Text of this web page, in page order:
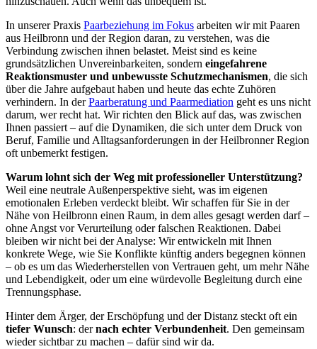
In unserer Praxis Paarbeziehung im Fokus arbeiten wir mit Paaren
aus Heilbronn und der Region daran, zu verstehen, was die
Verbindung zwischen ihnen belastet. Meist sind es keine
grundsätzlichen Unvereinbarkeiten, sondern eingefahrene
Reaktionsmuster und unbewusste Schutzmechanismen, die sich
über die Jahre aufgebaut haben und heute das echte Zuhören
verhindern. In derPaarberatung und Paarmediation geht es uns nicht
darum, wer recht hat. Wir richten den Blick auf das, was zwischen
Ihnen passiert – auf die Dynamiken, die sich unter dem Druck von
Beruf, Familie und Alltagsanforderungen in der Heilbronner Region
oft unbemerkt festigen.
Warum lohnt sich der Weg mit professioneller Unterstützung?
Weil eine neutrale Außenperspektive sieht, was im eigenen
emotionalen Erleben verdeckt bleibt. Wir schaffen für Sie in der
Nähe von Heilbronn einen Raum, in dem alles gesagt werden darf –
ohne Angst vor Verurteilung oder falschen Reaktionen. Dabei
bleiben wir nicht bei der Analyse: Wir entwickeln mit Ihnen
konkrete Wege, wie Sie Konflikte künftig anders begegnen können
– ob es um das Wiederherstellen von Vertrauen geht, um mehr Nähe
und Lebendigkeit, oder um eine würdevolle Begleitung durch eine
Trennungsphase.
Hinter dem Ärger, der Erschöpfung und der Distanz steckt oft ein
tiefer Wunsch: dernach echter Verbundenheit. Den gemeinsam
wieder sichtbar zu machen – dafür sind wir da.